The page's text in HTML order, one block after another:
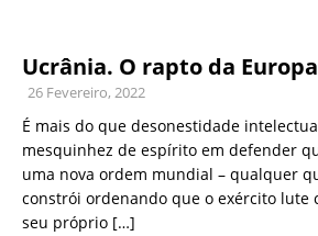
Ucrânia. O rapto da Europa
26 Fevereiro, 2022
É mais do que desonestidade
mesquinhez de espírito em defender
uma nova ordem mundial – qualquer
constrói ordenando que o exército lute
seu próprio […]